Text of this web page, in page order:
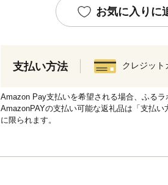
お気に入りに
支払い方法 クレジット
Amazon Pay支払いを希望される場合、ふるラ
AmazonPAYの支払い可能な返礼品は「支払
に限られます。